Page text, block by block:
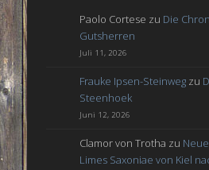
Paolo Cortese zu Die
Gutsherren
Juli 11, 2026
Frauke Ipsen-Steinweg zu
Steenhoek
Juni 12, 2026
Clamor von Trotha zu
Limes Saxoniae von Kiel